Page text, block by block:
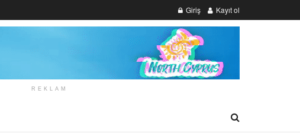
Giriş Kayıt ol
REKLAM